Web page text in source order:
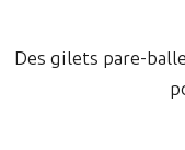
Des gilets pare-